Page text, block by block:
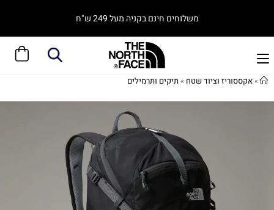
משלוחים חינם בקניה מעל 249 ש"ח
»אקססוריז וציוד שטח »תיקים ותרמילים